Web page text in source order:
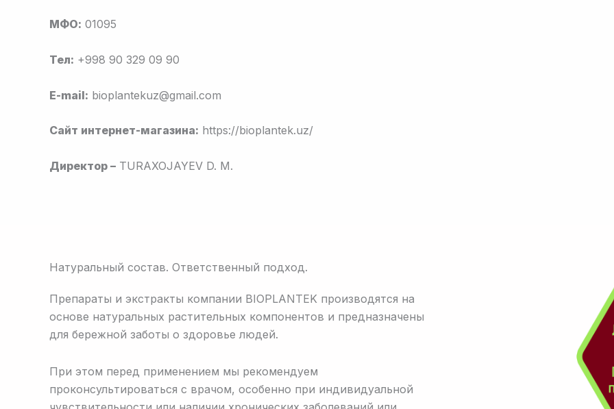
МФО: 01095
Тел: +998 90 329 09 90
E-mail: bioplantekuz@gmail.com
Сайт интернет-магазина: https://bioplantek.uz/
Директор – TURAXOJAYEV D. M.
Натуральный состав. Ответственный подход.
Препараты и экстракты компании BIOPLANTEK производятся на
основе натуральных растительных компонентов и предназначены
для бережной заботы о здоровье людей.
При этом перед применением мы рекомендуем
проконсультироваться с врачом, особенно при индивидуальной